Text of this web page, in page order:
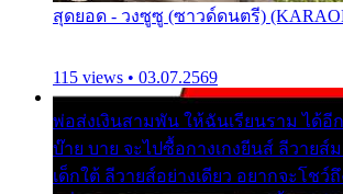
สุดยอด - วงซูซู (ซาวด์ดนตรี)
115 views • 03.07.2569
พ่อส่งเงินสามพัน ให้ฉันเรียนราม ได้
บ๊าย บาย จะไปซื้อกางเกงยีนส์ ลีวายส์ม
เด็กใต้ ลีวายส์อย่างเดียว อยากจะโชว์